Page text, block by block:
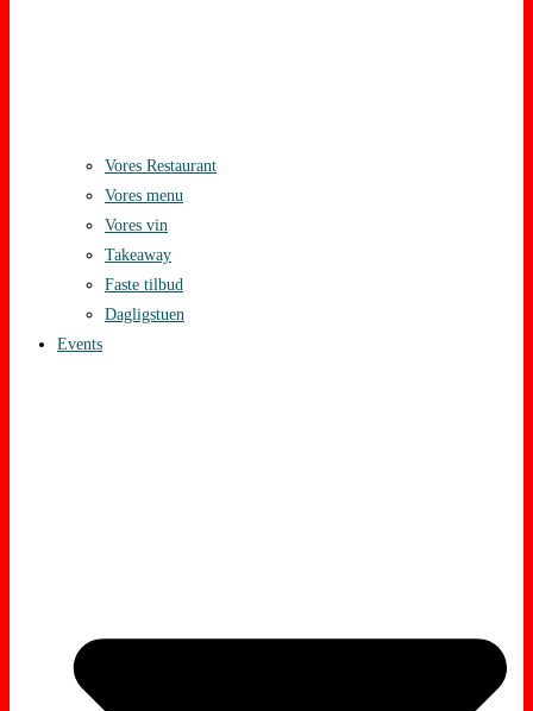
Vores Restaurant
Vores menu
Vores vin
Takeaway
Faste tilbud
Dagligstuen
Events